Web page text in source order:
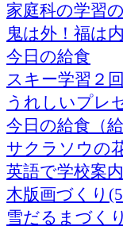
家庭科の学習
鬼は外！福は
今日の給食
スキー学習２
うれしいプレ
今日の給食（給
サクラソウの
英語で学校案内
木版画づくり
雪だるまづく